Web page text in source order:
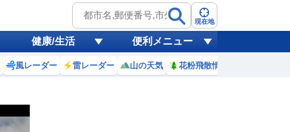
現在地
健康/生活 便利メニュー
風レーダー 雷レーダー 山の天気 花粉飛散情報